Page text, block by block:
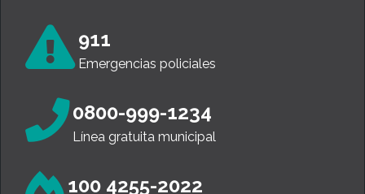
911
Emergencias policiales
0800-999-1234
Línea gratuita municipal
100 4255-2022